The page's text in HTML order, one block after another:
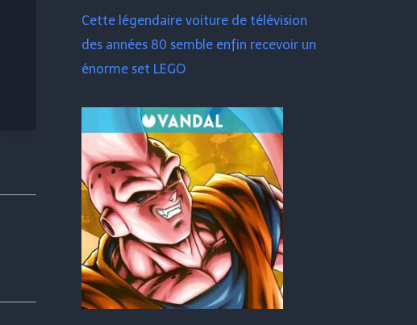
Cette légendaire voiture de télévision
des années 80 semble enfin recevoir un
énorme set LEGO